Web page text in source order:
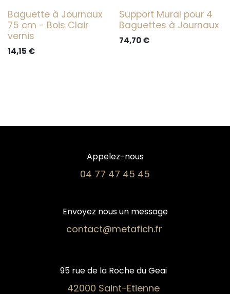
Baguette à Journaux
75 cm - Bois Clair
vernis
14,15 €
Support Mural pour 4
Baguettes à Journaux
74,70€
Appelez-nous
04 77 47 45 45​
Envoyez nous un message
contact@metafich.fr
95 rue de la Roche du Geai
42000 Saint-Etienne